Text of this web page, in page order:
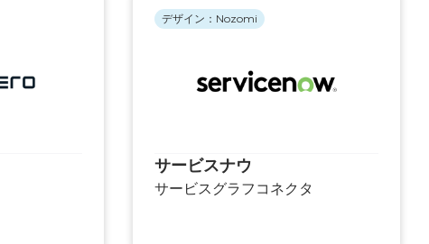
サービスナウ
サービスグラフコネクタ
デザイン：Nozomi